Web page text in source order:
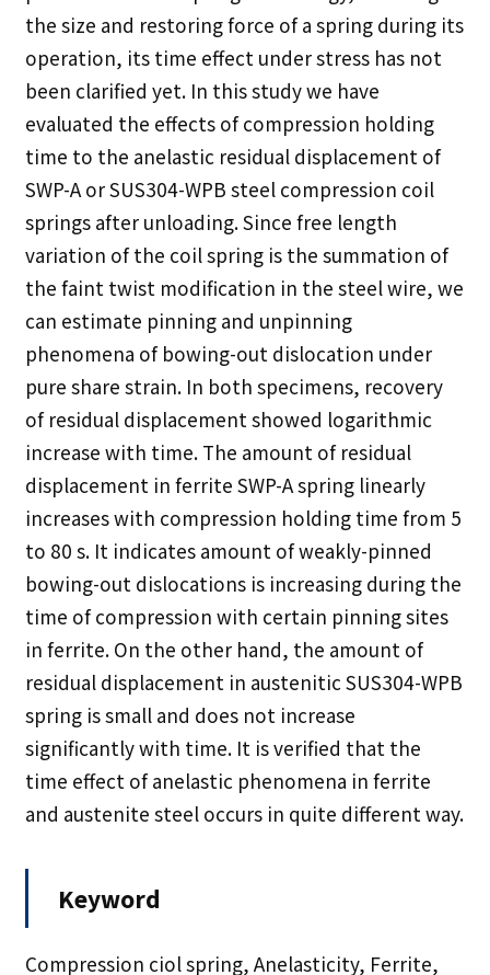
the size and restoring force of a spring during its
operation, its time effect under stress has not
been clarified yet. In this study we have
evaluated the effects of compression holding
time to the anelastic residual displacement of
SWP-A or SUS304-WPB steel compression coil
springs after unloading. Since free length
variation of the coil spring is the summation of
the faint twist modification in the steel wire, we
can estimate pinning and unpinning
phenomena of bowing-out dislocation under
pure share strain. In both specimens, recovery
of residual displacement showed logarithmic
increase with time. The amount of residual
displacement in ferrite SWP-A spring linearly
increases with compression holding time from 5
to 80 s. It indicates amount of weakly-pinned
bowing-out dislocations is increasing during the
time of compression with certain pinning sites
in ferrite. On the other hand, the amount of
residual displacement in austenitic SUS304-WPB
spring is small and does not increase
significantly with time. It is verified that the
time effect of anelastic phenomena in ferrite
and austenite steel occurs in quite different way.
Keyword
Compression ciol spring, Anelasticity, Ferrite,